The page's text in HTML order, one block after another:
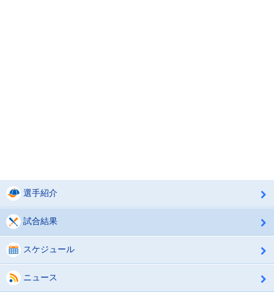
選手紹介
試合結果
スケジュール
ニュース